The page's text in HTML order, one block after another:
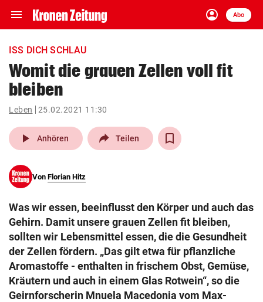
menu Navigation
ein-/ausklappen
account_circle
Anmelden
Abo
close Schließen
account_circle Anmelden
pin_drop
Wien arrow_right
search
eingeben
Muthgasse 2, 1190 Wien
ISS DICH SCHLAU
Womit die grauen Zellen voll fit
bleiben
Leben 25.02.2021 11:30
play_arrow Anhören Teilen
Von Florian Hitz
Was wir essen, beeinflusst den Körper und auch das
Gehirn. Damit unsere grauen Zellen fit bleiben,
sollten wir Lebensmittel essen, die die Gesundheit
der Zellen fördern. „Das gilt etwa für pflanzliche
Aromastoffe - enthalten in frischem Obst, Gemüse,
Kräutern und auch in einem Glas Rotwein“, so die
Geirnforscherin Mnuela Macedonia vom Max-